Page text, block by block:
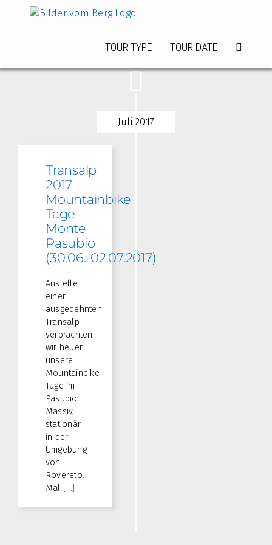
TOUR TYPE TOUR DATE
Juli 2017
Transalp
2017
Mountainbike
Tage
Monte
Pasubio
(30.06.-02.07.2017)
Anstelle
einer
ausgedehnten
Transalp
verbrachten
wir heuer
unsere
Mountainbike
Tage im
Pasubio
Massiv,
stationär
in der
Umgebung
von
Rovereto.
Mal
[...]